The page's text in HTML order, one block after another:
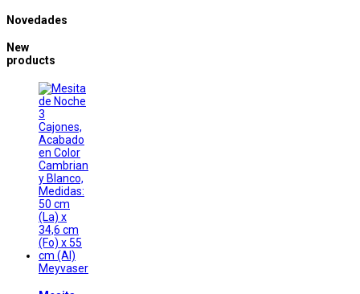
Novedades
New
products
Meyvaser